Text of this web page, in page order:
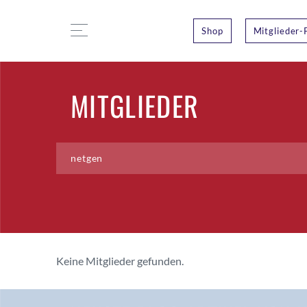
Shop Mitglieder-
MITGLIEDER
Keine Mitglieder gefunden.